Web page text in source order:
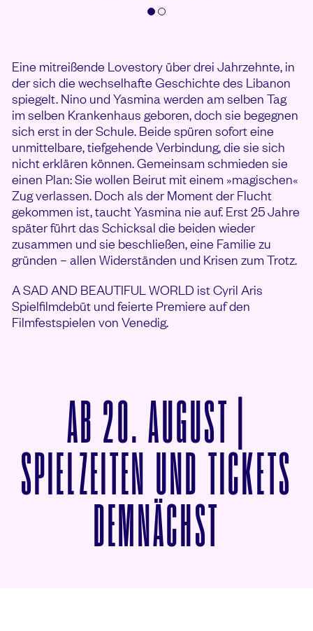
Eine mitreißende Lovestory über drei Jahrzehnte, in
der sich die wechselhafte Geschichte des Libanon
spiegelt. Nino und Yasmina werden am selben Tag
im selben Krankenhaus geboren, doch sie begegnen
sich erst in der Schule. Beide spüren sofort eine
unmittelbare, tiefgehende Verbindung, die sie sich
nicht erklären können. Gemeinsam schmieden sie
einen Plan: Sie wollen Beirut mit einem »magischen«
Zug verlassen. Doch als der Moment der Flucht
gekommen ist, taucht Yasmina nie auf. Erst 25 Jahre
später führt das Schicksal die beiden wieder
zusammen und sie beschließen, eine Familie zu
gründen – allen Widerständen und Krisen zum Trotz.
A SAD AND BEAUTIFUL WORLD ist Cyril Aris
Spielfilmdebüt und feierte Premiere auf den
Filmfestspielen von Venedig.
AB 20. AUGUST |
SPIELZEITEN UND TICKETS
DEMNÄCHST